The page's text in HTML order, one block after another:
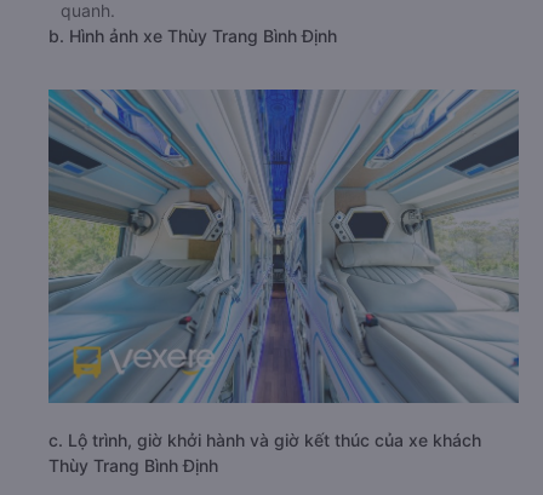
quanh.
b. Hình ảnh xe Thùy Trang Bình Định
c. Lộ trình, giờ khởi hành và giờ kết thúc của xe khách
Thùy Trang Bình Định